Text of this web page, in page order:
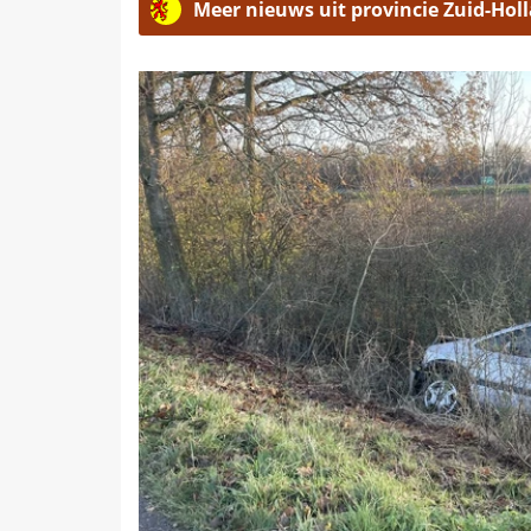
Meer nieuws uit provincie Zuid-